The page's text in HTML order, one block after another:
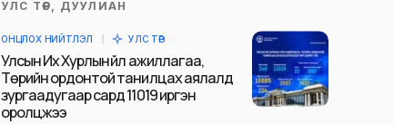
УЛС ТӨР, ДУУЛИАН
ОНЦЛОХ НИЙТЛЭЛ УЛС ТӨР
Улсын Их Хурлын үйл ажиллагаа,
Төрийн ордонтой танилцах аялалд
зургаадугаар сард 11019 иргэн
оролцжээ